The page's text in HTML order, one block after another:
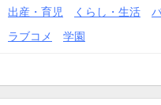
出産・育児 くらし・生活
ラブコメ
学園